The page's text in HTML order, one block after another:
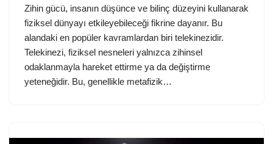
Zihin gücü, insanın düşünce ve bilinç düzeyini kullanarak
fiziksel dünyayı etkileyebileceği fikrine dayanır. Bu
alandaki en popüler kavramlardan biri telekinezidir.
Telekinezi, fiziksel nesneleri yalnızca zihinsel
odaklanmayla hareket ettirme ya da değiştirme
yeteneğidir. Bu, genellikle metafizik…